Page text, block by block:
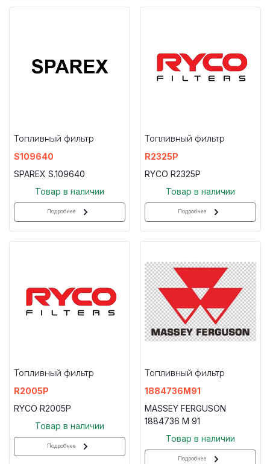
Топливный фильтр
S109640
SPAREX S.109640
Товар в наличии
Подробнее
Топливный фильтр
R2325P
RYCO R2325P
Товар в наличии
Подробнее
Топливный фильтр
R2005P
RYCO R2005P
Товар в наличии
Подробнее
Топливный фильтр
1884736M91
MASSEY FERGUSON
1884736 M 91
Товар в наличии
Подробнее